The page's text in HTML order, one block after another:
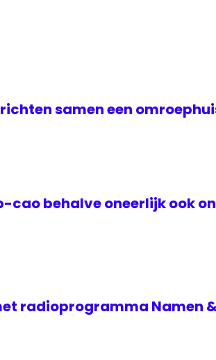
richten samen een
cao behalve oneerlijk ook
radioprogramma Namen